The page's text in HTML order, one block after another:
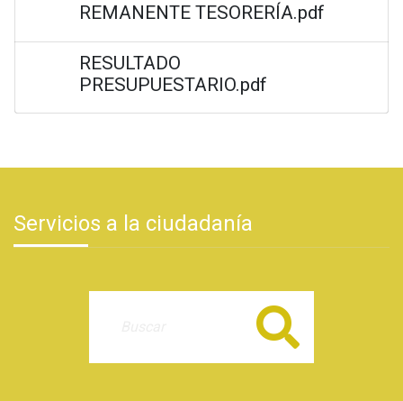
REMANENTE TESORERÍA.pdf
RESULTADO
PRESUPUESTARIO.pdf
Servicios a la ciudadanía
Buscar